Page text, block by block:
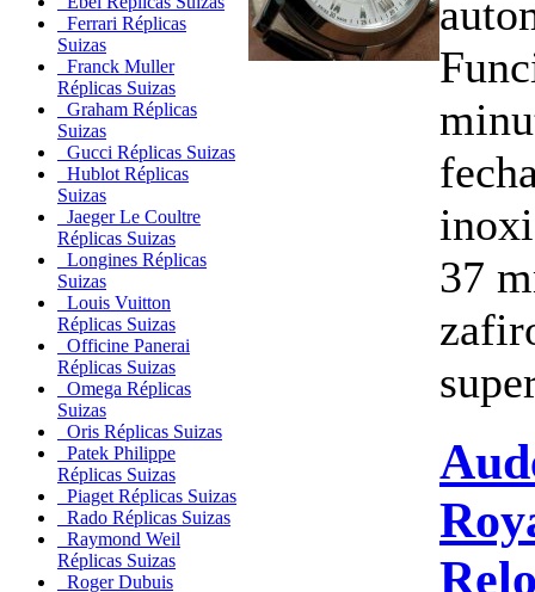
Ferrari Réplicas
Suizas
Franck Muller
Réplicas Suizas
Graham Réplicas
Suizas
Gucci Réplicas Suizas
Hublot Réplicas
Suizas
Jaeger Le Coultre
Réplicas Suizas
Longines Réplicas
Suizas
Louis Vuitton
Réplicas Suizas
Officine Panerai
Réplicas Suizas
Omega Réplicas
Suizas
Oris Réplicas Suizas
Patek Philippe
Réplicas Suizas
Piaget Réplicas Suizas
Rado Réplicas Suizas
Raymond Weil
Réplicas Suizas
Roger Dubuis
37